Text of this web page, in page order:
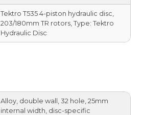
Tektro T535 4-piston hydraulic disc,
203/180mm TR rotors, Type: Tektro
Hydraulic Disc
Alloy, double wall, 32 hole, 25mm
internal width, disc-specific